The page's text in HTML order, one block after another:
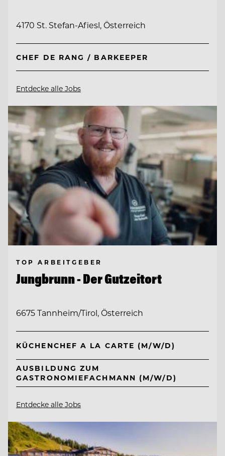
4170 St. Stefan-Afiesl, Österreich
CHEF DE RANG / BARKEEPER
Entdecke alle Jobs
TOP ARBEITGEBER
Jungbrunn - Der Gutzeitort
6675 Tannheim/Tirol, Österreich
KÜCHENCHEF A LA CARTE (M/W/D)
AUSBILDUNG ZUM
GASTRONOMIEFACHMANN (M/W/D)
Entdecke alle Jobs